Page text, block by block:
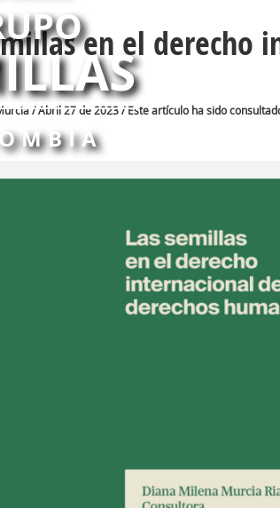
en el derecho
/ Abril 27 de 2023 / Este artículo ha sido